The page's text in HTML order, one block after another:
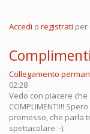
Accedi o registrati per
Collegamento
02:28
Vedo con piacere
COMPLIMENTI!!!
promesso, che parla
spettacolare :-).